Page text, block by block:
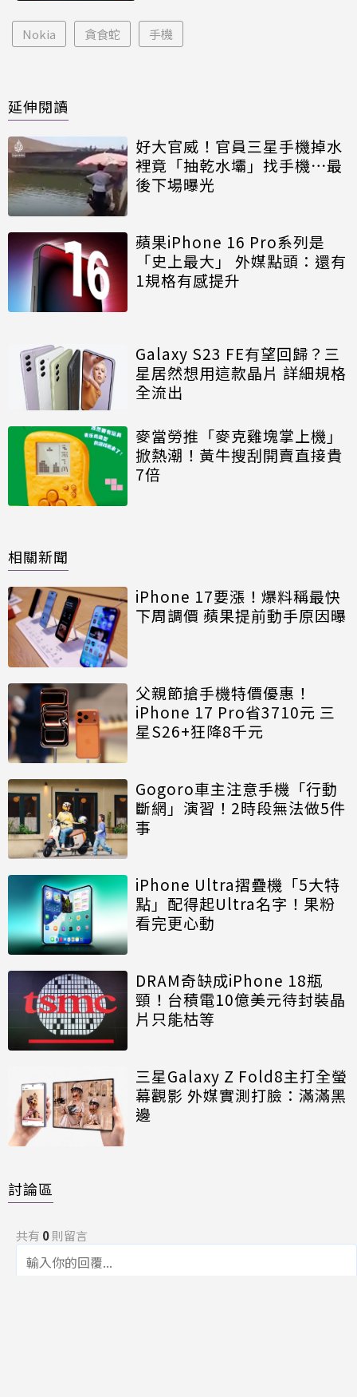
Nokia 貪食蛇 手機
延伸閱讀
好大官威！官員三星手機掉水
裡竟「抽乾水壩」找手機⋯最
後下場曝光
蘋果iPhone 16 Pro系列是
「史上最大」 外媒點頭：還有
1規格有感提升
Galaxy S23 FE有望回歸？三
星居然想用這款晶片 詳細規格
全流出
麥當勞推「麥克雞塊掌上機」
掀熱潮！黃牛搜刮開賣直接貴
7倍
相關新聞
iPhone 17要漲！爆料稱最快
下周調價 蘋果提前動手原因曝
父親節搶手機特價優惠！
iPhone 17 Pro省3710元 三
星S26+狂降8千元
Gogoro車主注意手機「行動
斷網」演習！2時段無法做5件
事
iPhone Ultra摺疊機「5大特
點」配得起Ultra名字！果粉
看完更心動
DRAM奇缺成iPhone 18瓶
頸！台積電10億美元待封裝晶
片只能枯等
三星Galaxy Z Fold8主打全螢
幕觀影 外媒實測打臉：滿滿黑
邊
討論區
共有 0則留言